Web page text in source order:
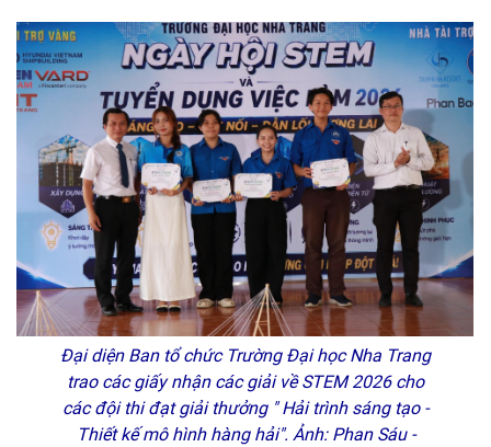
Đại diện Ban tổ chức Trường Đại học Nha Trang
trao các giấy nhận các giải về STEM 2026 cho
các đội thi đạt giải thưởng " Hải trình sáng tạo -
Thiết kế mô hình hàng hải". Ảnh: Phan Sáu -